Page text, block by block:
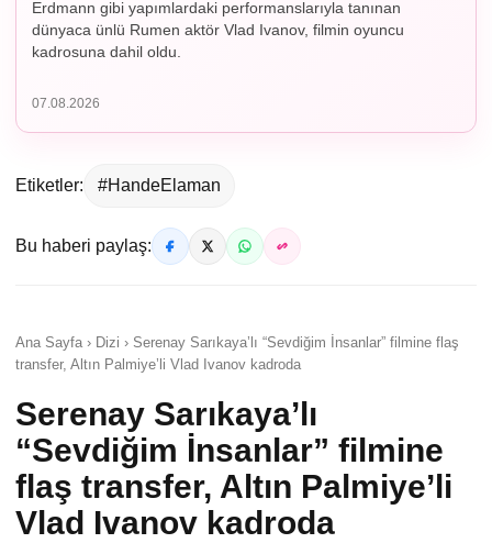
Erdmann gibi yapımlardaki performanslarıyla tanınan
dünyaca ünlü Rumen aktör Vlad Ivanov, filmin oyuncu
kadrosuna dahil oldu.
07.08.2026
Etiketler: #HandeElaman
Bu haberi paylaş:
Ana Sayfa › Dizi › Serenay Sarıkaya’lı “Sevdiğim İnsanlar” filmine flaş
transfer, Altın Palmiye’li Vlad Ivanov kadroda
Serenay Sarıkaya’lı
“Sevdiğim İnsanlar” filmine
flaş transfer, Altın Palmiye’li
Vlad Ivanov kadroda